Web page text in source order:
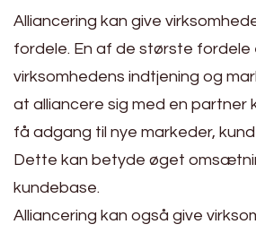
Alliancering kan give
fordele. En af de største fordele
virksomhedens indtjening og
at alliancere sig med en partner
få adgang til nye markeder,
Dette kan betyde øget
kundebase.
Alliancering kan også give